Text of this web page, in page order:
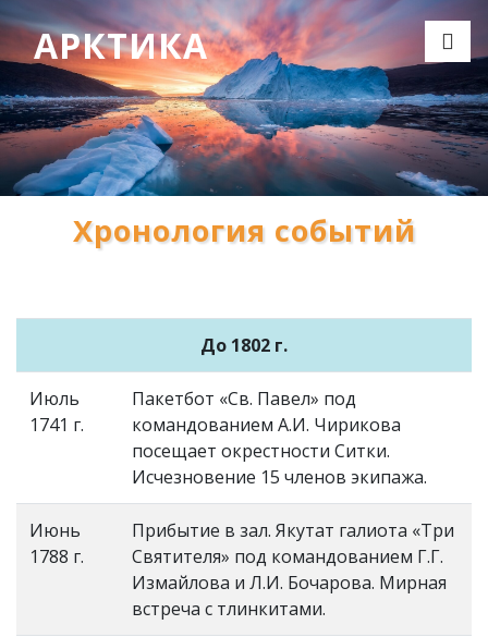
АРКТИКА
Хронология событий
До 1802 г.
Июль
1741 г.
Пакетбот «Св. Павел» под
командованием А.И. Чирикова
посещает окрестности Ситки.
Исчезновение 15 членов экипажа.
Июнь
1788 г.
Прибытие в зал. Якутат галиота «Три
Святителя» под командованием Г.Г.
Измайлова и Л.И. Бочарова. Мирная
встреча с тлинкитами.